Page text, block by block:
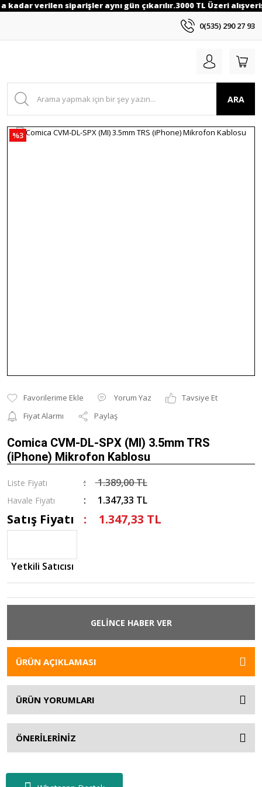
kadar verilen siparişler aynı gün çıkarılır.3000 TL Üzeri
0(535) 290 27 93
ARA
%3
Yorum Yaz
Tavsiye Et
Fiyat Alarmı
Paylaş
Comica CVM-DL-SPX (MI) 3.5mm TRS
(iPhone) Mikrofon Kablosu
Liste Fiyatı 1.389,00 TL
Havale Fiyatı 1.347,33 TL
Satış Fiyatı 1.347,33 TL
Yetkili Satıcısı
GELİNCE HABER VER
ÜRÜN AÇIKLAMASI
ÜRÜN YORUMLARI
ÖNERİLERİNİZ